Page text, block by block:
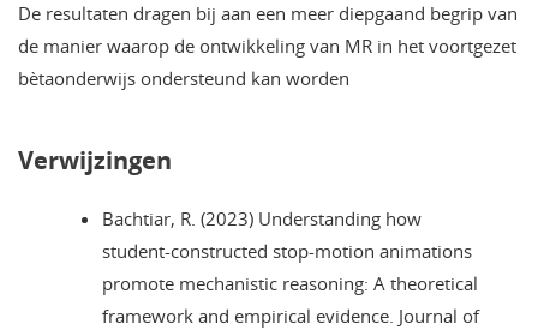
De resultaten dragen bij aan een meer diepgaand begrip van
de manier waarop de ontwikkeling van MR in het voortgezet
bètaonderwijs ondersteund kan worden
Verwijzingen
Bachtiar, R. (2023) Understanding how
student‐constructed stop‐motion animations
promote mechanistic reasoning: A theoretical
framework and empirical evidence. Journal of